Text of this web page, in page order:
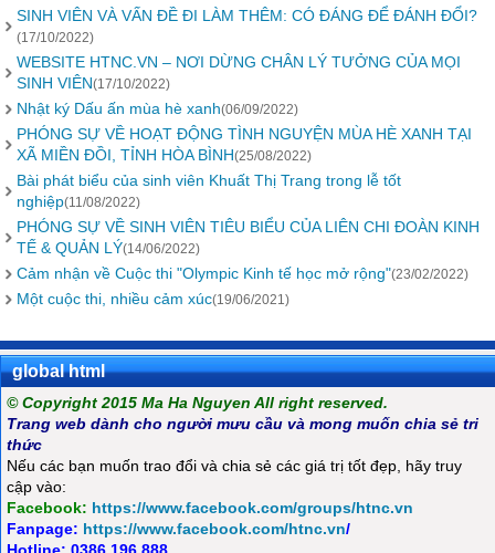
SINH VIÊN VÀ VẤN ĐỀ ĐI LÀM THÊM: CÓ ĐÁNG ĐỂ ĐÁNH ĐỔI?
(17/10/2022)
WEBSITE HTNC.VN – NƠI DỪNG CHÂN LÝ TƯỞNG CỦA MỌI
SINH VIÊN(17/10/2022)
Nhật ký Dấu ấn mùa hè xanh(06/09/2022)
PHÓNG SỰ VỀ HOẠT ĐỘNG TÌNH NGUYỆN MÙA HÈ XANH TẠI
XÃ MIỀN ĐỒI, TỈNH HÒA BÌNH(25/08/2022)
Bài phát biểu của sinh viên Khuất Thị Trang trong lễ tốt
nghiệp(11/08/2022)
PHÓNG SỰ VỀ SINH VIÊN TIÊU BIỂU CỦA LIÊN CHI ĐOÀN KINH
TẾ & QUẢN LÝ(14/06/2022)
Cảm nhận về Cuộc thi "Olympic Kinh tế học mở rộng"(23/02/2022)
Một cuộc thi, nhiều cảm xúc(19/06/2021)
global html
© Copyright 2015 Ma Ha Nguyen All right reserved.
Trang web dành cho người mưu cầu và mong muốn chia sẻ tri
thức
Nếu các bạn muốn trao đổi và chia sẻ các giá trị tốt đẹp, hãy truy
cập vào:
Facebook: https://www.facebook.com/groups/htnc.vn
Fanpage: https://www.facebook.com/htnc.vn/